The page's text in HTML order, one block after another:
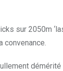
sur 2050m